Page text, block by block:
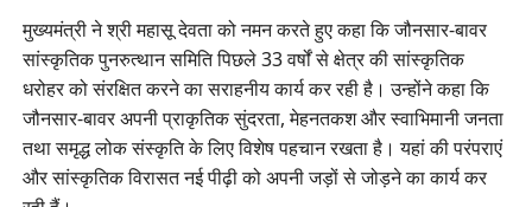
मुख्यमंत्री ने श्री महासू देवता को नमन करते हुए कहा कि जौनसार-बावर
सांस्कृतिक पुनरुत्थान समिति पिछले 33 वर्षों से क्षेत्र की सांस्कृतिक
धरोहर को संरक्षित करने का सराहनीय कार्य कर रही है। उन्होंने कहा कि
जौनसार-बावर अपनी प्राकृतिक सुंदरता, मेहनतकश और स्वाभिमानी जनता
तथा समृद्ध लोक संस्कृति के लिए विशेष पहचान रखता है। यहां की परंपराएं
और सांस्कृतिक विरासत नई पीढ़ी को अपनी जड़ों से जोड़ने का कार्य कर